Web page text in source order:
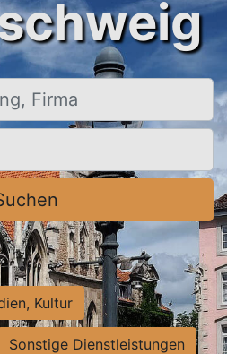
Kultur
Sonstige Dienstleistungen